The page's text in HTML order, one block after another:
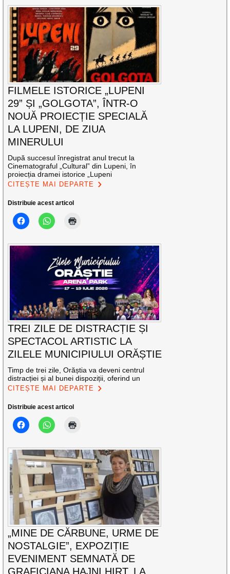
FILMELE ISTORICE „LUPENI
29” ȘI „GOLGOTA”, ÎNTR-O
NOUĂ PROIECȚIE SPECIALĂ
LA LUPENI, DE ZIUA
MINERULUI
După succesul înregistrat anul trecut la
Cinematograful „Cultural” din Lupeni, în
proiecția dramei istorice „Lupeni
CITEȘTE MAI DEPARTE
Distribuie acest articol
TREI ZILE DE DISTRACȚIE ȘI
SPECTACOL ARTISTIC LA
ZILELE MUNICIPIULUI ORĂȘTIE
Timp de trei zile, Orăștia va deveni centrul
distracției și al bunei dispoziții, oferind un
CITEȘTE MAI DEPARTE
Distribuie acest articol
„MINE DE CĂRBUNE, URME DE
NOSTALGIE”, EXPOZIȚIE
EVENIMENT SEMNATĂ DE
GRAFICIANA HAJNI HIRT, LA